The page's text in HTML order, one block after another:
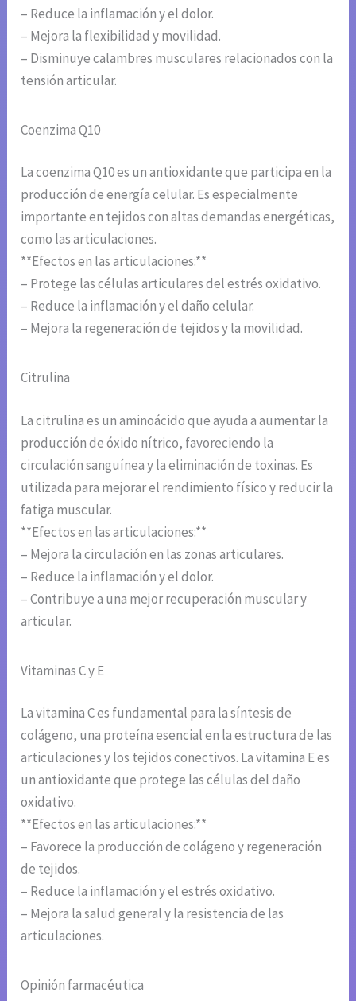
– Reduce la inflamación y el dolor.
– Mejora la flexibilidad y movilidad.
– Disminuye calambres musculares relacionados con la
tensión articular.
Coenzima Q10
La coenzima Q10 es un antioxidante que participa en la
producción de energía celular. Es especialmente
importante en tejidos con altas demandas energéticas,
como las articulaciones.
**Efectos en las articulaciones:**
– Protege las células articulares del estrés oxidativo.
– Reduce la inflamación y el daño celular.
– Mejora la regeneración de tejidos y la movilidad.
Citrulina
La citrulina es un aminoácido que ayuda a aumentar la
producción de óxido nítrico, favoreciendo la
circulación sanguínea y la eliminación de toxinas. Es
utilizada para mejorar el rendimiento físico y reducir la
fatiga muscular.
**Efectos en las articulaciones:**
– Mejora la circulación en las zonas articulares.
– Reduce la inflamación y el dolor.
– Contribuye a una mejor recuperación muscular y
articular.
Vitaminas C y E
La vitamina C es fundamental para la síntesis de
colágeno, una proteína esencial en la estructura de las
articulaciones y los tejidos conectivos. La vitamina E es
un antioxidante que protege las células del daño
oxidativo.
**Efectos en las articulaciones:**
– Favorece la producción de colágeno y regeneración
de tejidos.
– Reduce la inflamación y el estrés oxidativo.
– Mejora la salud general y la resistencia de las
articulaciones.
Opinión farmacéutica